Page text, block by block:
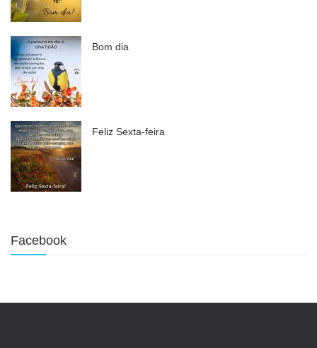
Bom dia
Feliz Sexta-feira
Facebook